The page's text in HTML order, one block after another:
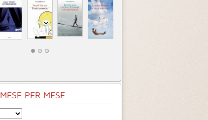
MESE PER MESE